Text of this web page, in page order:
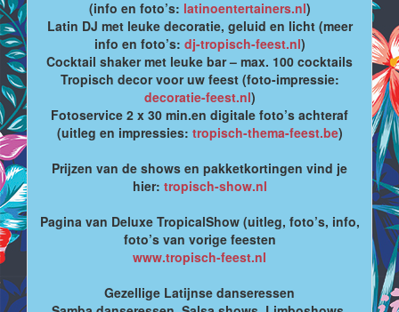
(info en foto’s: latinoentertainers.nl)
Latin DJ met leuke decoratie, geluid en licht (meer
info en foto’s: dj-tropisch-feest.nl)
Cocktail shaker met leuke bar – max. 100 cocktails
Tropisch decor voor uw feest (foto-impressie:
decoratie-feest.nl)
Fotoservice 2 x 30 min.en digitale foto’s achteraf
(uitleg en impressies: tropisch-thema-feest.be)
Prijzen van de shows en pakketkortingen vind je
hier: tropisch-show.nl
Pagina van Deluxe TropicalShow (uitleg, foto’s, info,
foto’s van vorige feesten
www.tropisch-feest.nl
Gezellige Latijnse danseressen